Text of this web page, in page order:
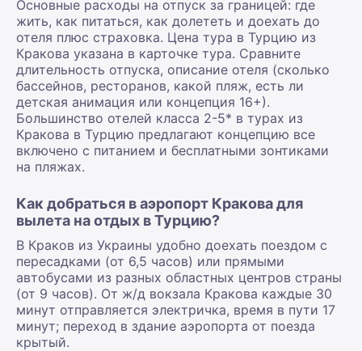
Основные расходы на отпуск за границей: где
жить, как питаться, как долететь и доехать до
отеля плюс страховка. Цена тура в Турцию из
Кракова указана в карточке тура. Сравните
длительность отпуска, описание отеля (сколько
бассейнов, ресторанов, какой пляж, есть ли
детская анимация или концепция 16+).
Большинство отелей класса 2-5* в турах из
Кракова в Турцию предлагают концепцию все
включено с питанием и бесплатными зонтиками
на пляжах.
Как добраться в аэропорт Кракова для
вылета на отдых в Турцию?
В Краков из Украины удобно доехать поездом с
пересадками (от 6,5 часов) или прямыми
автобусами из разных областных центров страны
(от 9 часов). От ж/д вокзала Кракова каждые 30
минут отправляется электричка, время в пути 17
минут; переход в здание аэропорта от поезда
крытый.